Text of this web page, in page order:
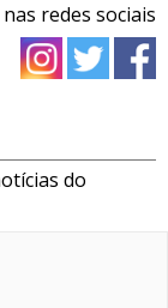
redes sociais
do